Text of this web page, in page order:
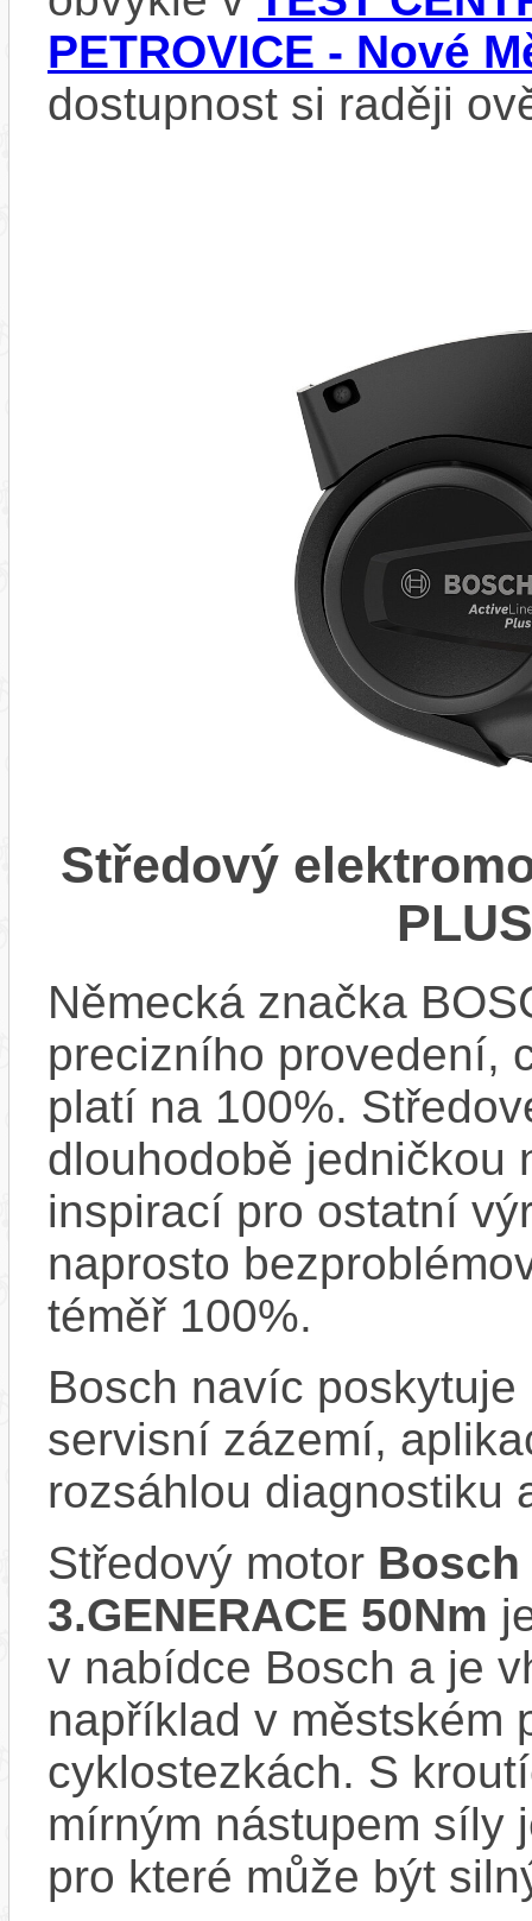
PETROVICE - Nové
dostupnost si raději
Středový
Německá značka
precizního provedení,
platí na 100%.
dlouhodobě jedničkou
inspirací pro ostatní
naprosto
téměř 100%.
Bosch navíc
servisní zázemí,
rozsáhlou diagnostiku
Středový motor Bosch
3.GENERACE 50Nm
v nabídce Bosch a je
například v městském
cyklostezkách. S
mírným nástupem síly
pro které může být